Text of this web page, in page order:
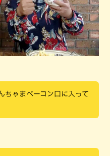
ちゃまベーコン口に入って